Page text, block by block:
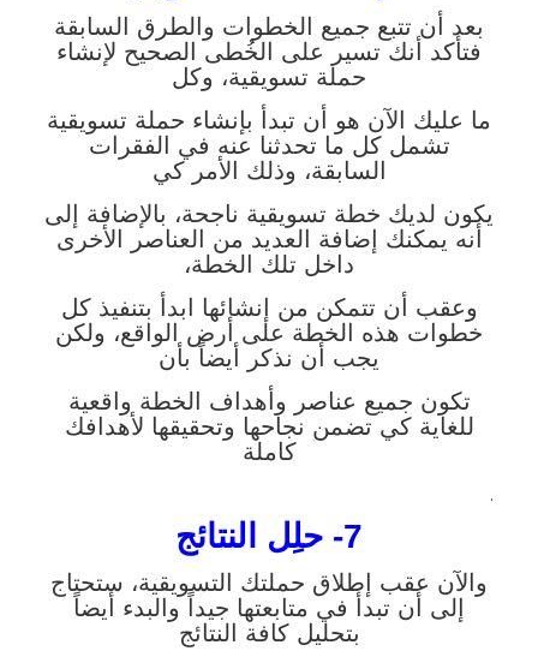
بعد أن تتبع جميع الخطوات والطرق السابقة
فتأكد أنك تسير على الخُطى الصحيح لإنشاء
حملة تسويقية، وكل
ما عليك الآن هو أن تبدأ بإنشاء حملة تسويقية
تشمل كل ما تحدثنا عنه في الفقرات
السابقة، وذلك الأمر كي
يكون لديك خطة تسويقية ناجحة، بالإضافة إلى
أنه يمكنك إضافة العديد من العناصر الأخرى
داخل تلك الخطة،
وعقب أن تتمكن من إنشائها ابدأ بتنفيذ كل
خطوات هذه الخطة على أرض الواقع، ولكن
يجب أن نذكر أيضاً بأن
تكون جميع عناصر وأهداف الخطة واقعية
للغاية كي تضمن نجاحها وتحقيقها لأهدافك
كاملة
.
7- حلِل النتائج
والآن عقب إطلاق حملتك التسويقية، ستحتاج
إلى أن تبدأ في متابعتها جيداً والبدء أيضاً
بتحليل كافة النتائج